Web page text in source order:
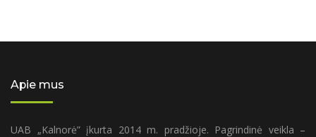
Apie mus
UAB „Kalnorė” įkurta 2014 m. pradžioje. Pagrindinė veikla –